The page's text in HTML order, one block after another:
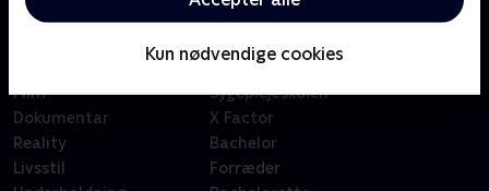
Kun nødvendige cookies
Kategorier
Film
Dokumentar
Reality
Livsstil
Badehotellet
Sygeplejeskolen
X Factor
Bachelor
Forræder